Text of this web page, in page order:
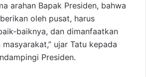
arahan Bapak Presiden, bahwa
oleh pusat, harus
baiknya, dan dimanfaatkan
ujar Tatu kepada
Presiden.